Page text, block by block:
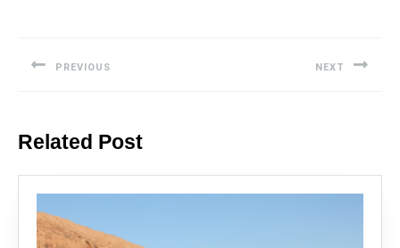
PREVIOUS NEXT
Related Post